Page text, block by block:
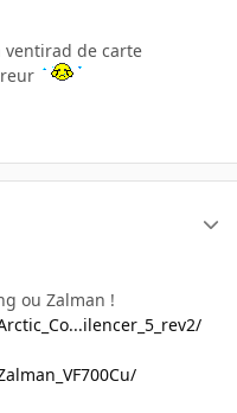
de carte
ou Zalman !